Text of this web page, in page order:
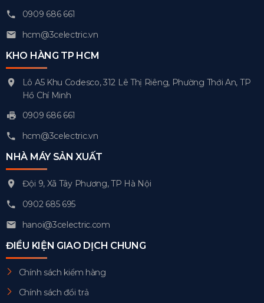
0909 686 661
hcm@3celectric.vn
KHO HÀNG TP HCM
Lô A5 Khu Codesco, 312 Lê Thị Riêng, Phường Thới An, TP
Hồ Chí Minh
0909 686 661
hcm@3celectric.vn
NHÀ MÁY SẢN XUẤT
Đội 9, Xã Tây Phương, TP Hà Nội
0902 685 695
hanoi@3celectric.com
ĐIỀU KIỆN GIAO DỊCH CHUNG
Chính sách kiểm hàng
Chính sách đổi trả